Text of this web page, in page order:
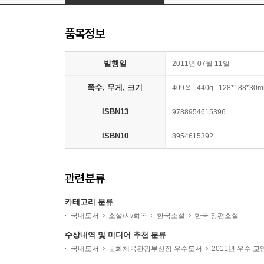
품목정보
발행일 2011년 07월 11일
쪽수, 무게, 크기 409쪽 | 440g |
ISBN13 9788954615396
ISBN10 8954615392
관련분류
카테고리 분류
국내도서 소설/시/희곡 한국소설 한국 장편소설
수상내역 및 미디어 추천 분류
국내도서 문화체육관광부선정 우수도서 2011년 우수 교